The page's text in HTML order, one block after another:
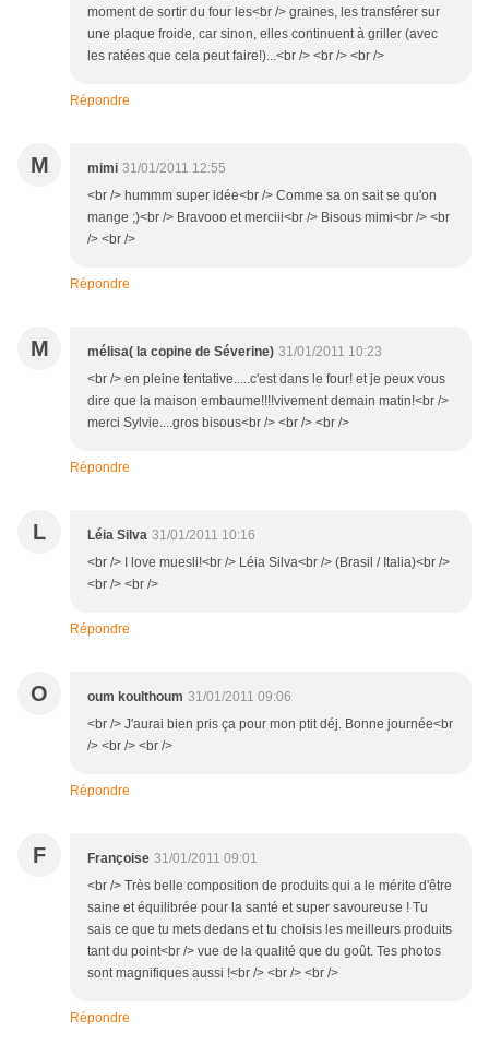
moment de sortir du four les<br /> graines, les transférer sur
une plaque froide, car sinon, elles continuent à griller (avec
les ratées que cela peut faire!)...<br /> <br /> <br />
Répondre
M mimi 31/01/2011 12:55
<br /> hummm super idée<br /> Comme sa on sait se qu'on
mange ;)<br /> Bravooo et merciii<br /> Bisous mimi<br /> <br
/> <br />
Répondre
M mélisa( la copine de Séverine) 31/01/2011 10:23
<br /> en pleine tentative.....c'est dans le four! et je peux vous
dire que la maison embaume!!!!vivement demain matin!<br />
merci Sylvie....gros bisous<br /> <br /> <br />
Répondre
L Léia Silva 31/01/2011 10:16
<br /> I love muesli!<br /> Léia Silva<br /> (Brasil / Italia)<br />
<br /> <br />
Répondre
O oum koulthoum 31/01/2011 09:06
<br /> J'aurai bien pris ça pour mon ptit déj. Bonne journée<br
/> <br /> <br />
Répondre
F Françoise 31/01/2011 09:01
<br /> Très belle composition de produits qui a le mérite d'être
saine et équilibrée pour la santé et super savoureuse ! Tu
sais ce que tu mets dedans et tu choisis les meilleurs produits
tant du point<br /> vue de la qualité que du goût. Tes photos
sont magnifiques aussi !<br /> <br /> <br />
Répondre